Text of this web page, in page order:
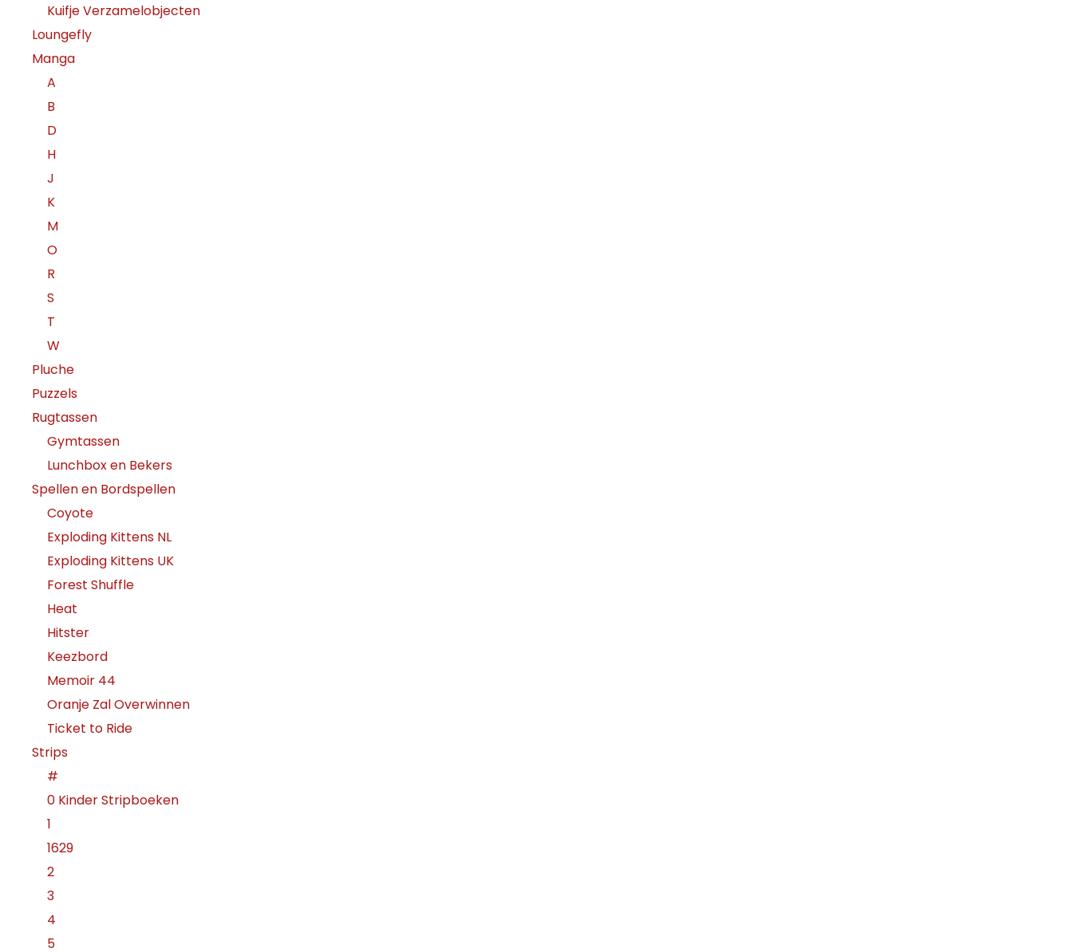
Kuifje Verzamelobjecten
Loungefly
Manga
A
B
D
H
J
K
M
O
R
S
T
W
Pluche
Puzzels
Rugtassen
Gymtassen
Lunchbox en Bekers
Spellen en Bordspellen
Coyote
Exploding Kittens NL
Exploding Kittens UK
Forest Shuffle
Heat
Hitster
Keezbord
Memoir 44
Oranje Zal Overwinnen
Ticket to Ride
Strips
#
0 Kinder Stripboeken
1
1629
2
3
4
5